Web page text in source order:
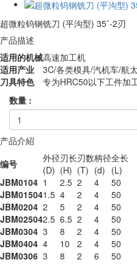
超微粒钨钢铣刀 (平沟型) 35˚-2刃
产品描述
适用的机械高速加工机
适用产业
3C/各类模具/汽机车/航
刀具特色
专为HRC50以下工件加
数量 :
产品介紹
编号
外径
(D)
刃长
(H)
刃数
(T)
柄径
(d)
全长
(L)
JBM0104 1 2.5 2 4
50
JBM015041.5 4 2 4
50
JBM0204 2 5 2 4
50
JBM025042.5 6.5 2 4
50
JBM0304 3 8 2 4
50
JBM0404 4 10 2 4
50
JBM0306 3 8 2 6
50